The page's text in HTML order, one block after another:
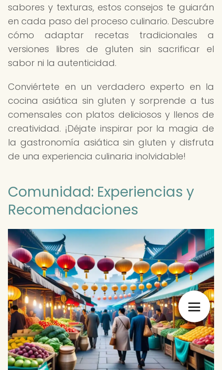
sabores y texturas, estos consejos te guiarán
en cada paso del proceso culinario. Descubre
cómo adaptar recetas tradicionales a
versiones libres de gluten sin sacrificar el
sabor ni la autenticidad.
Conviértete en un verdadero experto en la
cocina asiática sin gluten y sorprende a tus
comensales con platos deliciosos y llenos de
creatividad. ¡Déjate inspirar por la magia de
la gastronomía asiática sin gluten y disfruta
de una experiencia culinaria inolvidable!
Comunidad: Experiencias y
Recomendaciones